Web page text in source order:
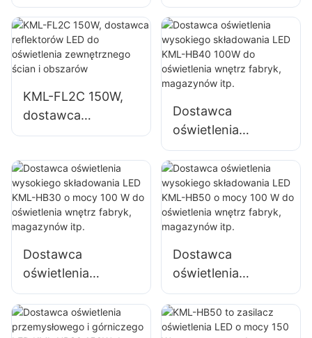
KML-FL2C 50W do
oświetlenia
zewnętrznych
billboardów i
reklamowych
KML-FL2C 100W
do oświetlenia
zewnętrznych
billboardów i
dużych szyldów
KML-FL2C 150W,
dostawca
reflektorów LED do
zewnętrznego
ścian i obszarów
Dostawca
oświetlenia
wysokiego
składowania LED
KML-HB40 100W
do oświetlenia
wnętrz fabryk,
Dostawca
oświetlenia
wysokiego
składowania LED
KML-HB30 o mocy
Dostawca
oświetlenia
wysokiego
składowania LED
KML-HB50 o mocy